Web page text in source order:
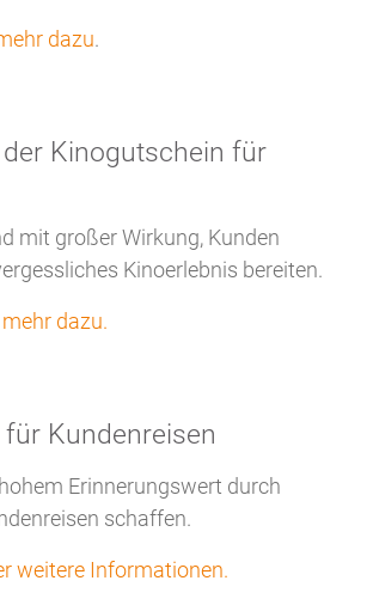
dazu.
Kinogutschein für
mit großer Wirkung, Kunden
Kinoerlebnis bereiten.
dazu.
Kundenreisen
Erinnerungswert durch
schaffen.
weitere Informationen.